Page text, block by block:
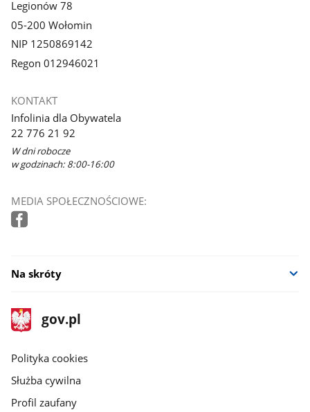
Legionów 78
05-200 Wołomin
NIP 1250869142
Regon 012946021
KONTAKT
Infolinia dla Obywatela
22 776 21 92
W dni robocze
w godzinach: 8:00-16:00
MEDIA SPOŁECZNOŚCIOWE:
Na skróty
stopka
gov.pl
Strona
gov.pl
gov.pl
Polityka cookies
Służba cywilna
Profil zaufany